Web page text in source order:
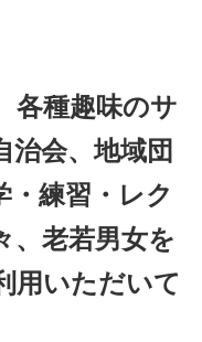
各種趣味のサ
治会、地域団
・練習・レク
、老若男女を
用いただいて